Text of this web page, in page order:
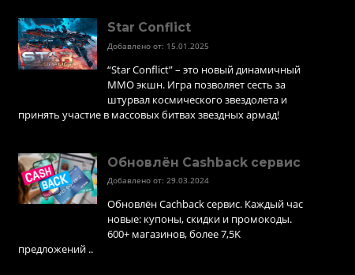
Star Conflict
Добавлено от: 15.01.2025
“Star Conflict” – это новый динамичный
MMO экшн. Игра позволяет сесть за
штурвал космического звездолета и
принять участие в массовых битвах звездных армад!
Обновлён Cashback сервис
Добавлено от: 29.03.2024
Обновлён Cachback сервис. Каждый час
новые: купоны, скидки и промокоды.
600+ магазинов, более 7,5K
предложений ..